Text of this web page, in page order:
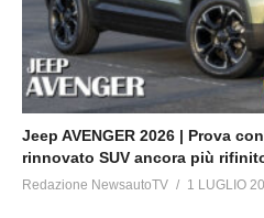
Jeep AVENGER 2026 | Prova
rinnovato SUV ancora più
Redazione NewsautoTV 1 LUGLIO